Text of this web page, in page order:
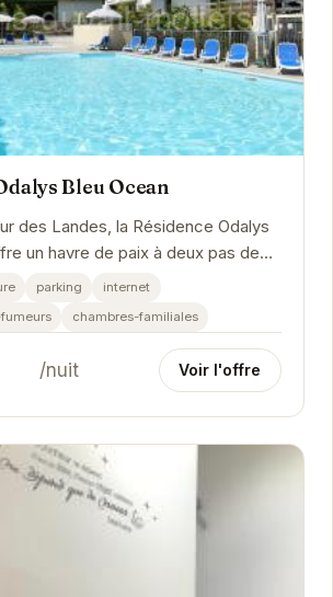
Bleu Ocean
des Landes, la Résidence Odalys
un havre de paix à deux pas de
spacieux et...
parking
internet
chambres-familiales
/nuit Voir l'offre